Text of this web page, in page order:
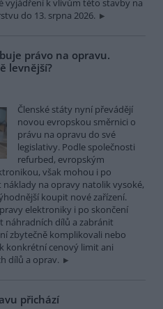
vyjádření k vlivům této stavby na
do 13. srpna 2026.
právo na opravu.
levnější?
Členské státy nyní převádějí
novou evropskou směrnici o
právu na opravu do své
legislativy. Podle společnosti
refurbed, evropským
však mohou i po
na opravy natolik vysoké,
koupit nové zařízení.
elektroniky i po skončení
náhradních dílů a zabránit
zbytečně komplikovali nebo
konkrétní cenový limit ani
dílů a oprav.
přichází